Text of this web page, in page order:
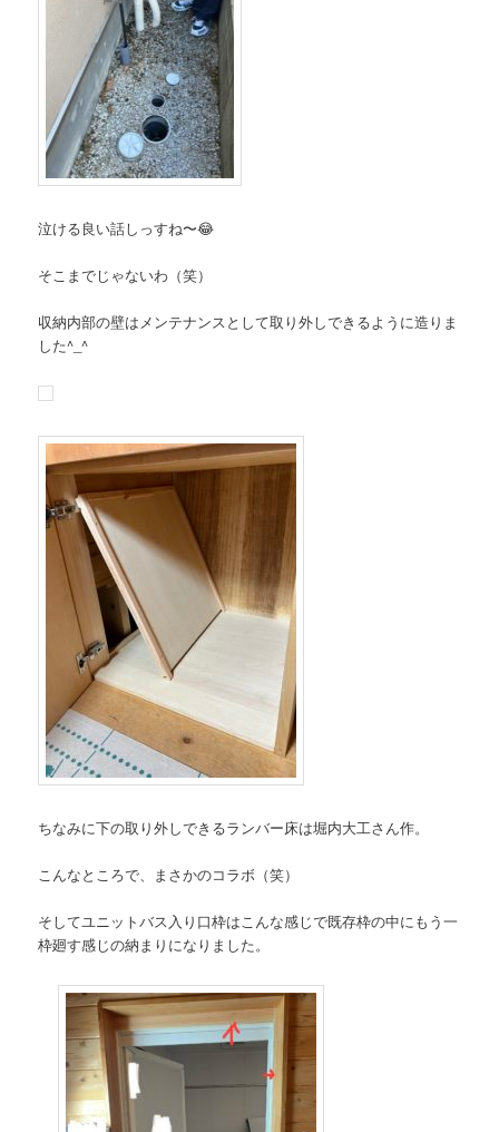
泣ける良い話しっすね〜😂
そこまでじゃないわ（笑）
収納内部の壁はメンテナンスとして取り外しできるように造りま
した^_^
ちなみに下の取り外しできるランバー床は堀内大工さん作。
こんなところで、まさかのコラボ（笑）
そしてユニットバス入り口枠はこんな感じで既存枠の中にもう一
枠廻す感じの納まりになりました。